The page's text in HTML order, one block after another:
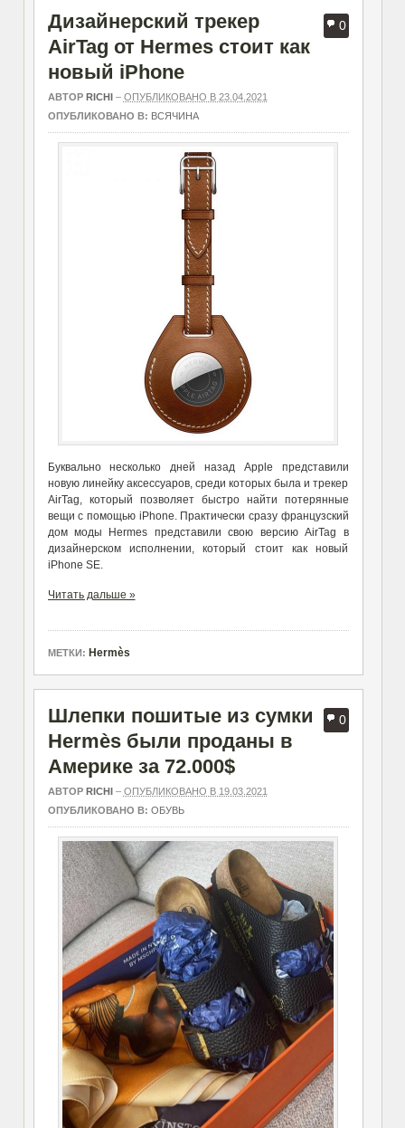
0
Дизайнерский трекер
AirTag от Hermes стоит как
новый iPhone
АВТОР RICHI – ОПУБЛИКОВАНО В 23.04.2021
ОПУБЛИКОВАНО В: ВСЯЧИНА
Буквально несколько дней назад Apple представили
новую линейку аксессуаров, среди которых была и трекер
AirTag, который позволяет быстро найти потерянные
вещи с помощью iPhone. Практически сразу французский
дом моды Hermes представили свою версию AirTag в
дизайнерском исполнении, который стоит как новый
iPhone SE.
Читать дальше »
МЕТКИ: Hermès
0
Шлепки пошитые из сумки
Hermès были проданы в
Америке за 72.000$
АВТОР RICHI– ОПУБЛИКОВАНО В 19.03.2021
ОПУБЛИКОВАНО В: ОБУВЬ